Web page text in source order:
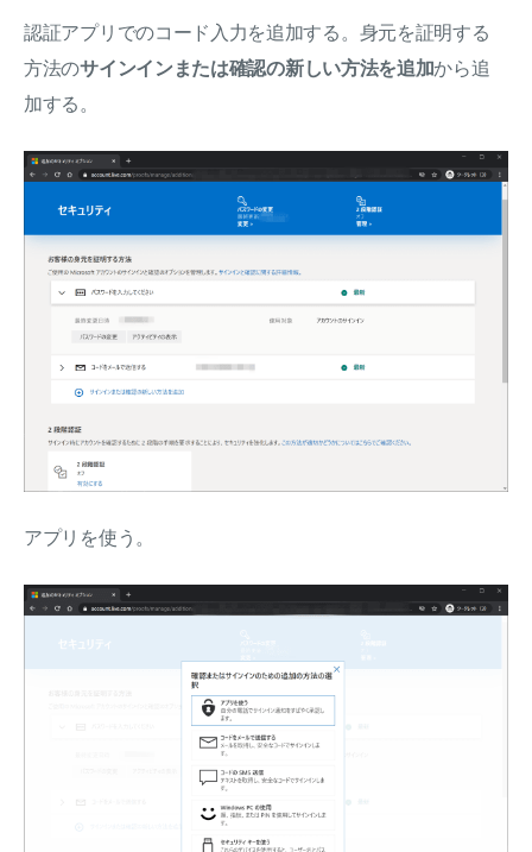
認証アプリでのコード入力を追加する。身元を証明する
方法のサインインまたは確認の新しい方法を追加から追
加する。
アプリを使う。